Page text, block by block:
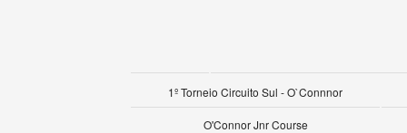
1º Torneio Circuito Sul - O`Connnor
O'Connor Jnr Course